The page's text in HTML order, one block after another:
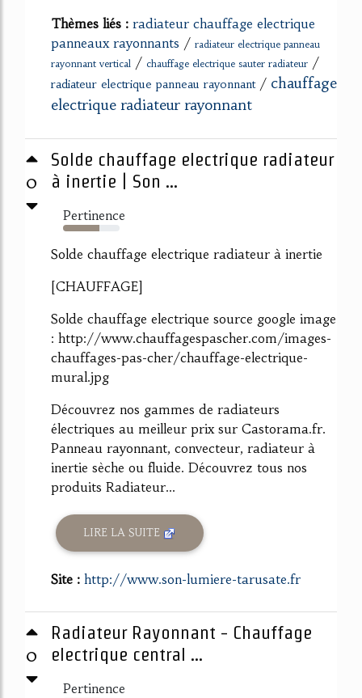
Thèmes liés : radiateur chauffage electrique
panneaux rayonnants / radiateur electrique panneau
rayonnant vertical / chauffage electrique sauter radiateur /
radiateur electrique panneau rayonnant/ chauffage
electrique radiateur rayonnant
0
Solde chauffage electrique radiateur
à inertie | Son ...
Pertinence
64%
Solde chauffage electrique radiateur à inertie
[CHAUFFAGE]
Solde chauffage electrique source google image
: http://www.chauffagespascher.com/images-
chauffages-pas-cher/chauffage-electrique-
mural.jpg
Découvrez nos gammes de radiateurs
électriques au meilleur prix sur Castorama.fr.
Panneau rayonnant, convecteur, radiateur à
inertie sèche ou fluide. Découvrez tous nos
produits Radiateur...
LIRE LA SUITE
Site : http://www.son-lumiere-tarusate.fr
0
Radiateur Rayonnant - Chauffage
electrique central ...
Pertinence